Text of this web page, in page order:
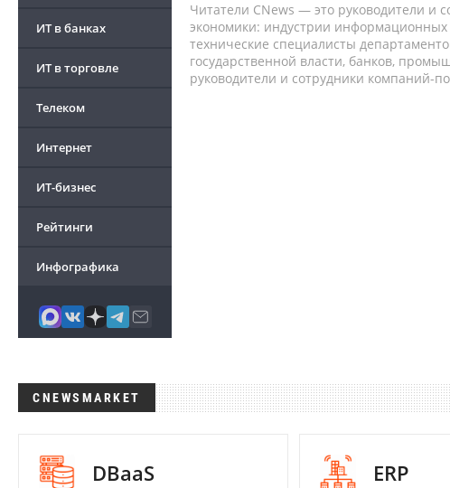
ИТ в банках
ИТ в торговле
Телеком
Интернет
ИТ-бизнес
Рейтинги
Инфографика
Читатели CNews — это руководители и
экономики: индустрии
технические специалисты
государственной власти, банков,
руководители и сотрудники компаний-
CNEWSMARKET
DBaaS ERP